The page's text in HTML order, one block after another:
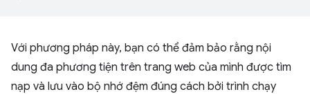
Với phương pháp này, bạn có thể đảm bảo rằng nội
dung đa phương tiện trên trang web của mình được tìm
nạp và lưu vào bộ nhớ đệm đúng cách bởi trình chạy